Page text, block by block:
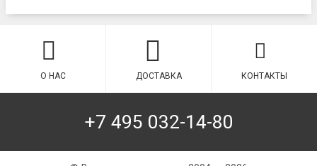
О НАС ДОСТАВКА КОНТАКТЫ
+7 495 032-14-80